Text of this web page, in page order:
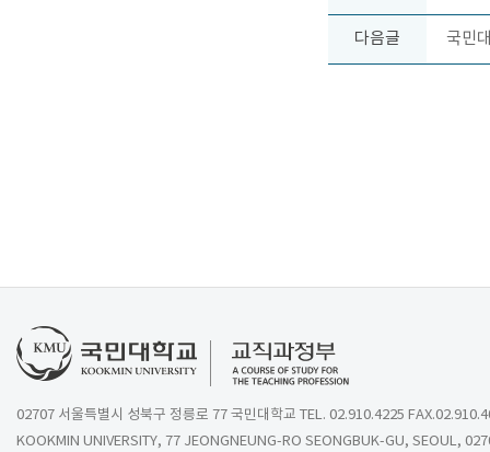
다음글 국민
02707 서울특별시 성북구 정릉로 77 국민대학교 TEL. 02.910.4225
KOOKMIN UNIVERSITY, 77 JEONGNEUNG-RO SEONGBUK-GU, SEOUL,